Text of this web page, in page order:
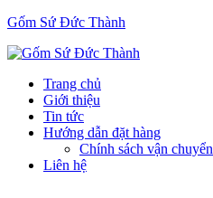
Gốm Sứ Đức Thành
Trang chủ
Giới thiệu
Tin tức
Hướng dẫn đặt hàng
Chính sách vận chuyển
Liên hệ